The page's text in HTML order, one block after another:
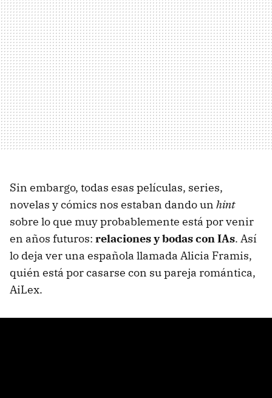
Sin embargo, todas esas películas, series,
novelas y cómics nos estaban dando un hint
sobre lo que muy probablemente está por venir
en años futuros: relaciones y bodas con IAs. Así
lo deja ver una española llamada Alicia Framis,
quién está por casarse con su pareja romántica,
AiLex.